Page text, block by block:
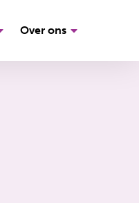
Over ons